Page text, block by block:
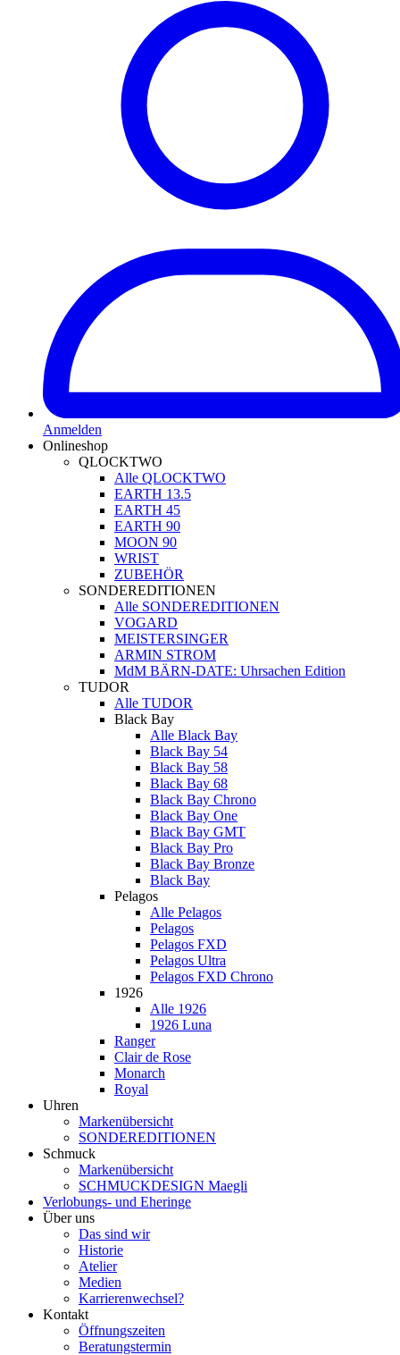
Anmelden
Onlineshop
QLOCKTWO
Alle QLOCKTWO
EARTH 13.5
EARTH 45
EARTH 90
MOON 90
WRIST
ZUBEHÖR
SONDEREDITIONEN
Alle SONDEREDITIONEN
VOGARD
MEISTERSINGER
ARMIN STROM
MdM BÄRN-DATE: Uhrsachen Edition
TUDOR
Alle TUDOR
Black Bay
Alle Black Bay
Black Bay 54
Black Bay 58
Black Bay 68
Black Bay Chrono
Black Bay One
Black Bay GMT
Black Bay Pro
Black Bay Bronze
Black Bay
Pelagos
Alle Pelagos
Pelagos
Pelagos FXD
Pelagos Ultra
Pelagos FXD Chrono
1926
Alle 1926
1926 Luna
Ranger
Clair de Rose
Monarch
Royal
Uhren
Markenübersicht
SONDEREDITIONEN
Schmuck
Markenübersicht
SCHMUCKDESIGN Maegli
Verlobungs- und Eheringe
Über uns
Das sind wir
Historie
Atelier
Medien
Karrierenwechsel?
Kontakt
Öffnungszeiten
Beratungstermin